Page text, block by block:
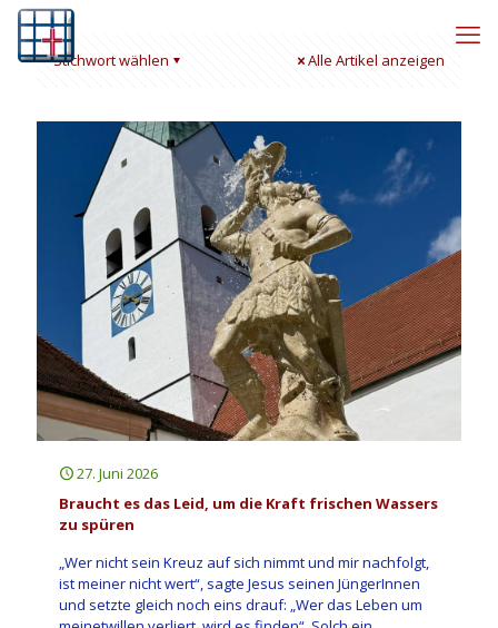
Stichwort wählen Alle Artikel anzeigen
27. Juni 2026
Braucht es das Leid, um die Kraft frischen Wassers
zu spüren
„Wer nicht sein Kreuz auf sich nimmt und mir nachfolgt,
ist meiner nicht wert“, sagte Jesus seinen JüngerInnen
und setzte gleich noch eins drauf: „Wer das Leben um